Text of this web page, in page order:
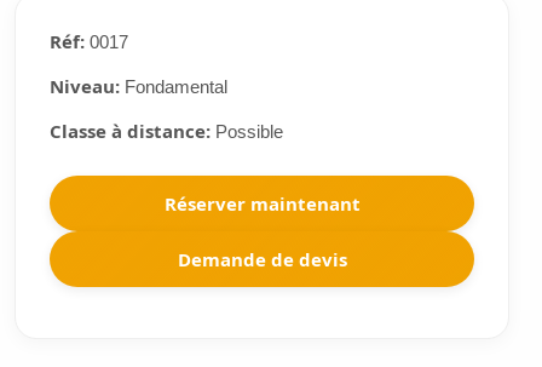
Réf:0017
Niveau:Fondamental
Classe à distance:Possible
Réserver maintenant
Demande de devis